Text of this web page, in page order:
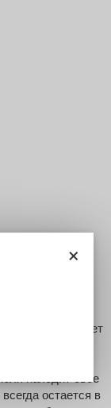
для
работе
из тумбы,
к
позволяет
полка
находит свое
остается в
×